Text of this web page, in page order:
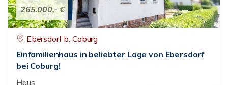
265.000,- €
Ebersdorf b. Coburg
Einfamilienhaus in beliebter Lage von Ebersdorf
bei Coburg!
Haus